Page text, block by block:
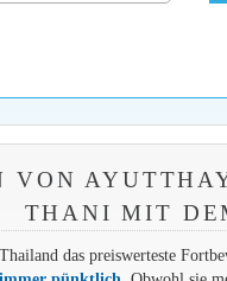
VON
THANI MIT
das preiswerteste